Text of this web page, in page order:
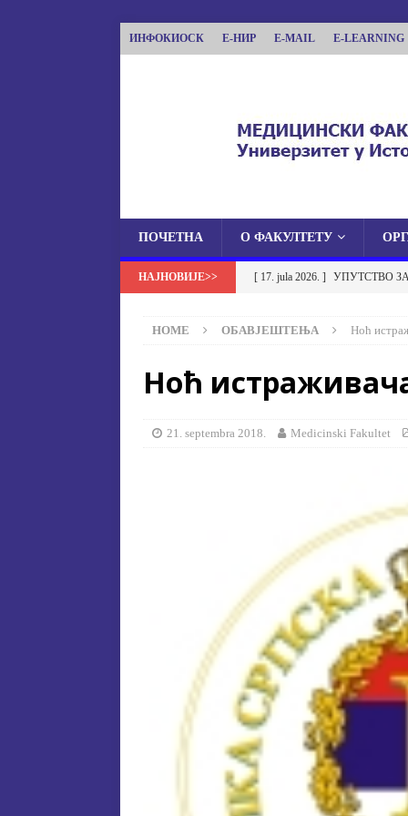
ИНФОКИОСК Е-НИР E-MAIL E-LEARNING
МЕДИЦИНСКИ
МЕДИЦИНСКИ ФАКУЛТЕТ
ПОЧЕТНА О ФАКУЛТЕТУ
[ 17. jula 2026. ] УПУТСТВО
[ 17. jula 2026. ]
[ 15. jula 2026. ] ОГЛАС –
[ 29. oktobra 2025. ]
СПЕЦИЈАЛНА ЕДУКАЦИЈА
HOME ОБАВЈЕШТЕЊА Ноћ
Ноћ
21. septembra 2018. Medicinski Fakultet